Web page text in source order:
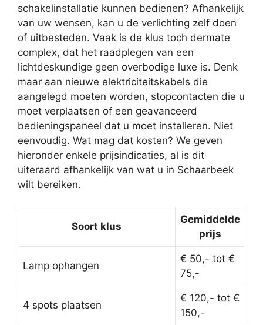
schakelinstallatie kunnen bedienen? Afhankelijk
van uw wensen, kan u de verlichting zelf doen
of uitbesteden. Vaak is de klus toch dermate
complex, dat het raadplegen van een
lichtdeskundige geen overbodige luxe is. Denk
maar aan nieuwe elektriciteitskabels die
aangelegd moeten worden, stopcontacten die u
moet verplaatsen of een geavanceerd
bedieningspaneel dat u moet installeren. Niet
eenvoudig. Wat mag dat kosten? We geven
hieronder enkele prijsindicaties, al is dit
uiteraard afhankelijk van wat u in Schaarbeek
wilt bereiken.
Soort klus
Gemiddelde
prijs
Lamp ophangen
€ 50,- tot €
75,-
4 spots plaatsen
€ 120,- tot €
150,-